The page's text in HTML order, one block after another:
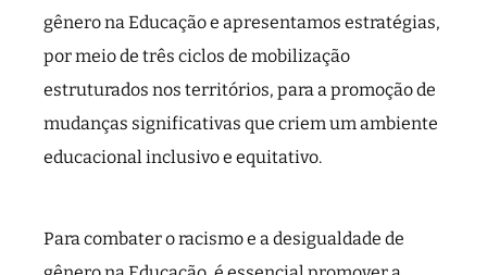
gênero na Educação e apresentamos estratégias,
por meio de três ciclos de mobilização
estruturados nos territórios, para a promoção de
mudanças significativas que criem um ambiente
educacional inclusivo e equitativo.
Para combater o racismo e a desigualdade de